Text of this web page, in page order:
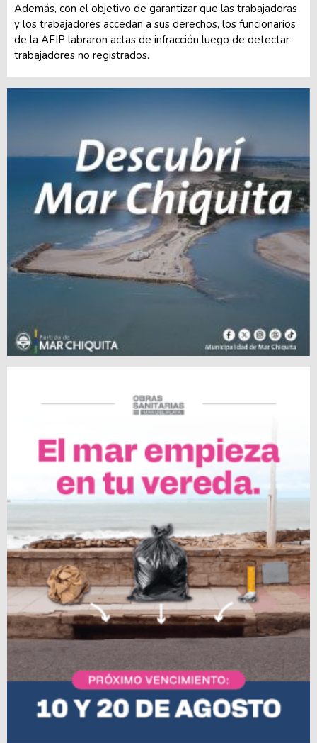
Además, con el objetivo de garantizar que las trabajadoras
y los trabajadores accedan a sus derechos, los funcionarios
de la AFIP labraron actas de infracción luego de detectar
trabajadores no registrados.